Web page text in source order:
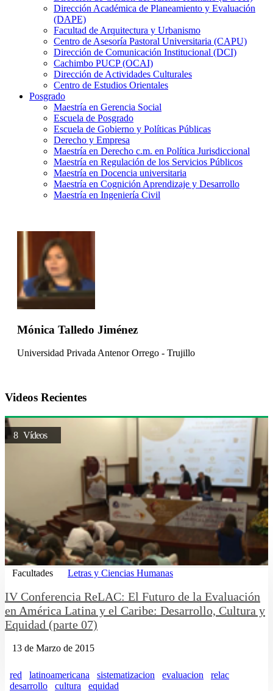
Dirección Académica de Planeamiento y Evaluación
(DAPE)
Facultad de Arquitectura y Urbanismo
Centro de Asesoría Pastoral Universitaria (CAPU)
Dirección de Comunicación Institucional (DCI)
Cachimbo PUCP (OCAI)
Dirección de Actividades Culturales
Centro de Estudios Orientales
Posgrado
Maestría en Gerencia Social
Escuela de Posgrado
Escuela de Gobierno y Políticas Públicas
Derecho y Empresa
Maestría en Derecho c.m. en Política Jurisdiccional
Maestría en Regulación de los Servicios Públicos
Maestría en Docencia universitaria
Maestría en Cognición Aprendizaje y Desarrollo
Maestría en Ingeniería Civil
Mónica Talledo Jiménez
Universidad Privada Antenor Orrego - Trujillo
Videos Recientes
8 Vídeos
Facultades Letras y Ciencias Humanas
IV Conferencia ReLAC: El Futuro de la Evaluación
en América Latina y el Caribe: Desarrollo, Cultura y
Equidad (parte 07)
13 de Marzo de 2015
red latinoamericana sistematizacion evaluacion
relac
desarrollo
cultura equidad